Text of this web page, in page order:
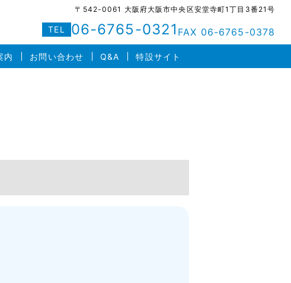
内 お問い合わせ Q&A 特設サイト
〒542-0061 大阪府大阪市中央区安堂寺町1丁目3番21号
TEL 06-6765-0321 FAX 06-6765-0378